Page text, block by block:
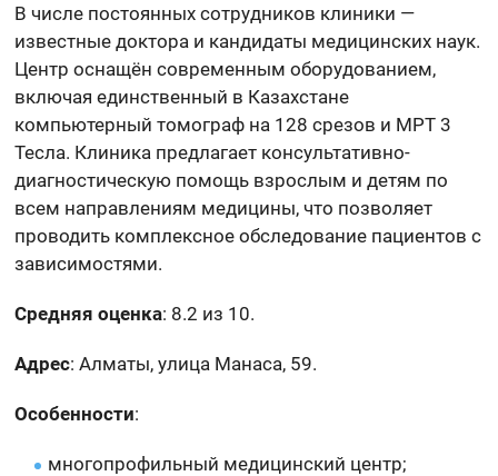
В числе постоянных сотрудников клиники —
известные доктора и кандидаты медицинских наук.
Центр оснащён современным оборудованием,
включая единственный в Казахстане
компьютерный томограф на 128 срезов и МРТ 3
Тесла. Клиника предлагает консультативно-
диагностическую помощь взрослым и детям по
всем направлениям медицины, что позволяет
проводить комплексное обследование пациентов с
зависимостями.
Средняя оценка: 8.2 из 10.
Адрес: Алматы, улица Манаса, 59.
Особенности:
многопрофильный медицинский центр;